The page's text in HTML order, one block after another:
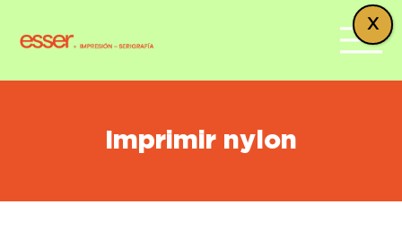
Imprimir nylon
X